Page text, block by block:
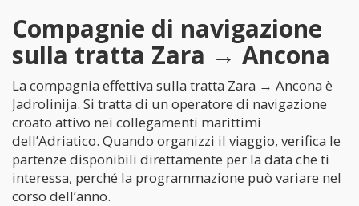
Compagnie di navigazione
sulla tratta Zara → Ancona
La compagnia effettiva sulla tratta Zara → Ancona è
Jadrolinija. Si tratta di un operatore di navigazione
croato attivo nei collegamenti marittimi
dell’Adriatico. Quando organizzi il viaggio, verifica le
partenze disponibili direttamente per la data che ti
interessa, perché la programmazione può variare nel
corso dell’anno.